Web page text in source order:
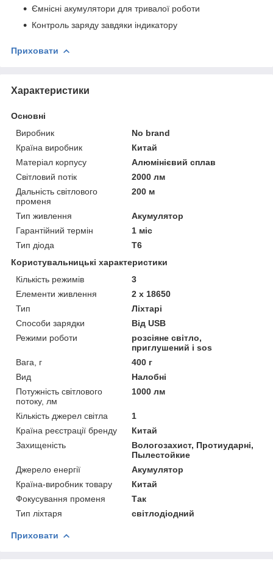
Ємнісні акумулятори для тривалої роботи
Контроль заряду завдяки індикатору
Приховати
Характеристики
Основні
Виробник
No brand
Країна виробник
Китай
Матеріал корпусу
Алюмінієвий сплав
Світловий потік
2000 лм
Дальність світлового
променя
200 м
Тип живлення
Акумулятор
Гарантійний термін
1 міс
Тип діода
T6
Користувальницькі характеристики
Кількість режимів
3
Елементи живлення
2 х 18650
Тип
Ліхтарі
Способи зарядки
Від USB
Режими роботи
розсіяне світло,
приглушений і sos
Вага, г
400 г
Вид
Налобні
Потужність світлового
потоку, лм
1000 лм
Кількість джерел світла
1
Країна реєстрації бренду
Китай
Захищеність
Вологозахист, Протиударні,
Пылестойкие
Джерело енергії
Акумулятор
Країна-виробник товару
Китай
Фокусування променя
Так
Тип ліхтаря
світлодіодний
Приховати